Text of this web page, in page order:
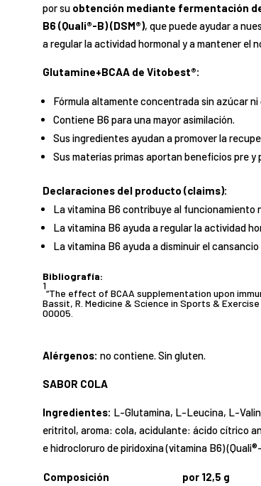
por su obtención mediante fermentación
B6 (Quali®-B) (DSM®), que puede ayudar a
a regular la actividad hormonal y a mantener el
Glutamine+BCAA de Vitobest®:
Fórmula altamente concentrada sin azúcar ni
Contiene B6 para una mayor asimilación.
Sus ingredientes ayudan a promover la
Sus materias primas aportan beneficios pre
Declaraciones del producto (claims):
La vitamina B6 contribuye al funcionamiento
La vitamina B6 ayuda a regular la actividad
La vitamina B6 ayuda a disminuir el
Bibliografía:
1
“The effect of BCAA supplementation upon
Bassit, R. Medicine & Science in Sports &
00005.
Alérgenos: no contiene. Sin gluten.
SABOR COLA
Ingredientes: L-Glutamina, L-Leucina, L-
eritritol, aroma: cola, acidulante: ácido cítrico
e hidrocloruro de piridoxina (vitamina B6)
Composición
por 12,5 g